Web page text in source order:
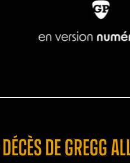
DE GREGG